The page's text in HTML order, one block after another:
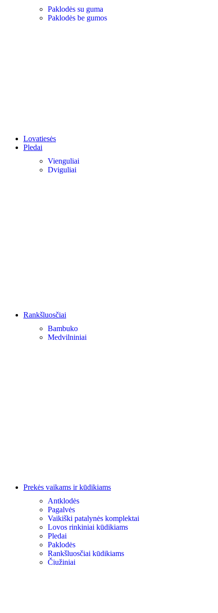
Paklodės su guma
Paklodės be gumos
Lovatiesės
Pledai
Vienguliai
Dviguliai
Rankšluosčiai
Bambuko
Medvilniniai
Prekės vaikams ir kūdikiams
Antklodės
Pagalvės
Vaikiški patalynės komplektai
Lovos rinkiniai kūdikiams
Pledai
Paklodės
Rankšluosčiai kūdikiams
Čiužiniai